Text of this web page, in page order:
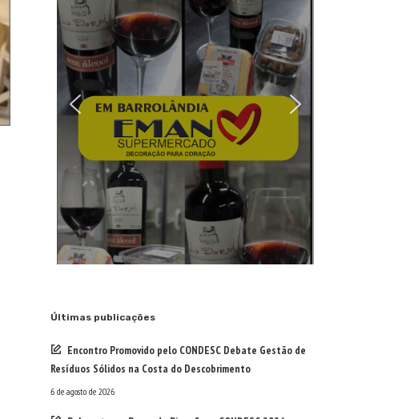
Últimas publicações
Encontro Promovido pelo CONDESC Debate Gestão de
Resíduos Sólidos na Costa do Descobrimento
6 de agosto de 2026